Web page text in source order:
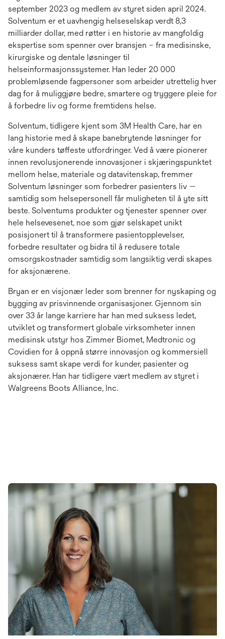
september 2023 og medlem av styret siden april 2024.
Solventum er et uavhengig helseselskap verdt 8,3
milliarder dollar, med røtter i en historie av mangfoldig
ekspertise som spenner over bransjen – fra medisinske,
kirurgiske og dentale løsninger til
helseinformasjonssystemer. Han leder 20 000
problemløsende fagpersoner som arbeider utrettelig hver
dag for å muliggjøre bedre, smartere og tryggere pleie for
å forbedre liv og forme fremtidens helse.
Solventum, tidligere kjent som 3M Health Care, har en
lang historie med å skape banebrytende løsninger for
våre kunders tøffeste utfordringer. Ved å være pionerer
innen revolusjonerende innovasjoner i skjæringspunktet
mellom helse, materiale og datavitenskap, fremmer
Solventum løsninger som forbedrer pasienters liv —
samtidig som helsepersonell får muligheten til å yte sitt
beste. Solventums produkter og tjenester spenner over
hele helsevesenet, noe som gjør selskapet unikt
posisjonert til å transformere pasientopplevelser,
forbedre resultater og bidra til å redusere totale
omsorgskostnader samtidig som langsiktig verdi skapes
for aksjonærene.
Bryan er en visjonær leder som brenner for nyskaping og
bygging av prisvinnende organisasjoner. Gjennom sin
over 33 år lange karriere har han med suksess ledet,
utviklet og transformert globale virksomheter innen
medisinsk utstyr hos Zimmer Biomet, Medtronic og
Covidien for å oppnå større innovasjon og kommersiell
suksess samt skape verdi for kunder, pasienter og
aksjonærer. Han har tidligere vært medlem av styret i
Walgreens Boots Alliance, Inc.